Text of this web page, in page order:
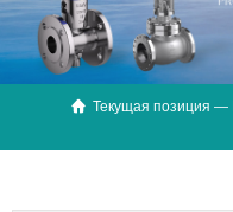
 Текущая позиция —